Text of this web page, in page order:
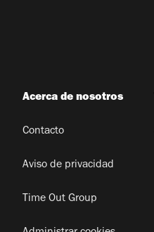
Acerca de nosotros
Contacto
Aviso de privacidad
Time Out Group